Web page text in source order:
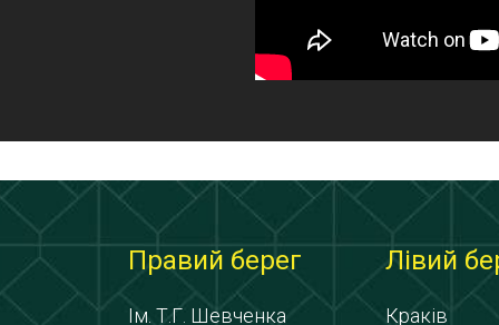
Правий берег
Ім. Т.Г. Шевченка
Лівий
Краків